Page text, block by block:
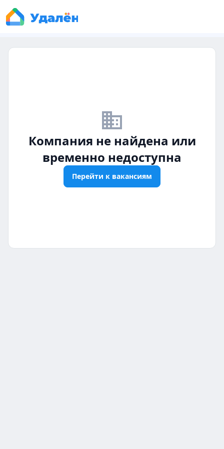
business_off
Компания не найдена или
временно недоступна
Перейти к вакансиям